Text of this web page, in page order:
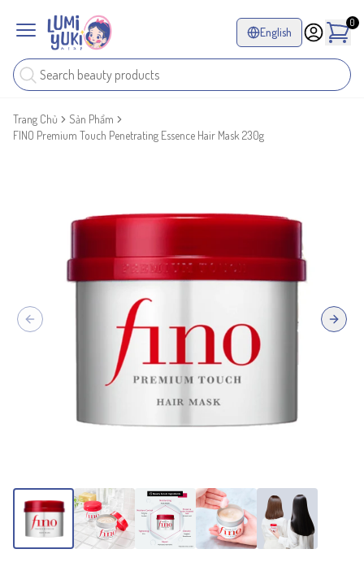
English
0
Trang Chủ
Sản Phẩm
FINO Premium Touch Penetrating Essence Hair Mask 230g
Previous slide Next